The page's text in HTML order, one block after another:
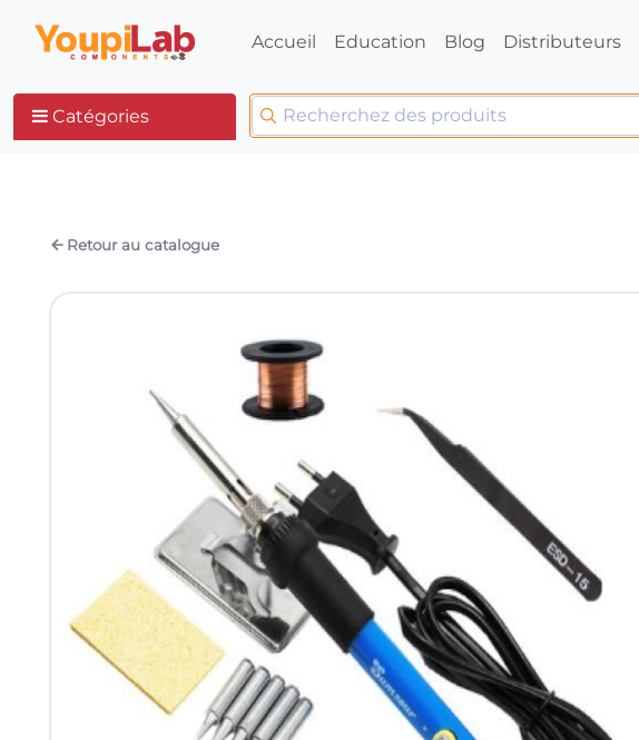
Accueil Education Blog Distributeurs
Catégories
Retour au catalogue